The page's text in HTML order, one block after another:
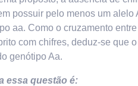
possuir pelo menos um
aa. Como o cruzamento
com chifres, deduz-se que
genótipo Aa.
essa questão é: